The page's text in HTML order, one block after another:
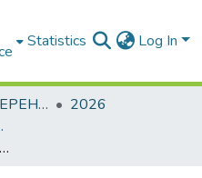
Statistics Log In
МАТЕРІАЛИ КОНФЕРЕНЦІЙ
2026
Частина 5
Linux driver security issues and common developer mistakes